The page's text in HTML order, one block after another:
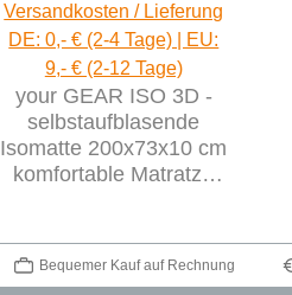
Versandkosten / Lieferung
DE: 0,- € (2-4 Tage) | EU:
9,- € (2-12 Tage)
your GEAR ISO 3D -
selbstaufblasende
Isomatte 200x73x10 cm
komfortable Matratze
Bequemer Kauf auf Rechnung